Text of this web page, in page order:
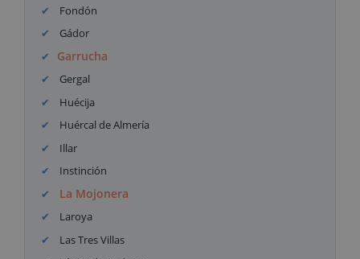
Fondón
Gádor
Garrucha
Gergal
Huécija
Huércal de Almería
Illar
Instinción
La Mojonera
Laroya
Las Tres Villas